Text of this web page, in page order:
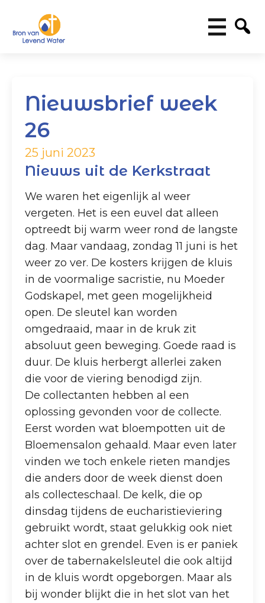
Nieuwsbrief week
26
25 juni 2023
Nieuws uit de Kerkstraat
We waren het eigenlijk al weer
vergeten. Het is een euvel dat alleen
optreedt bij warm weer rond de langste
dag. Maar vandaag, zondag 11 juni is het
weer zo ver. De kosters krijgen de kluis
in de voormalige sacristie, nu Moeder
Godskapel, met geen mogelijkheid
open. De sleutel kan worden
omgedraaid, maar in de kruk zit
absoluut geen beweging. Goede raad is
duur. De kluis herbergt allerlei zaken
die voor de viering benodigd zijn.
De collectanten hebben al een
oplossing gevonden voor de collecte.
Eerst worden wat bloempotten uit de
Bloemensalon gehaald. Maar even later
vinden we toch enkele rieten mandjes
die anders door de week dienst doen
als collecteschaal. De kelk, die op
dinsdag tijdens de eucharistieviering
gebruikt wordt, staat gelukkig ook niet
achter slot en grendel. Even is er paniek
over de tabernakelsleutel die ook altijd
in de kluis wordt opgeborgen. Maar als
bij wonder blijkt die in het slot van het